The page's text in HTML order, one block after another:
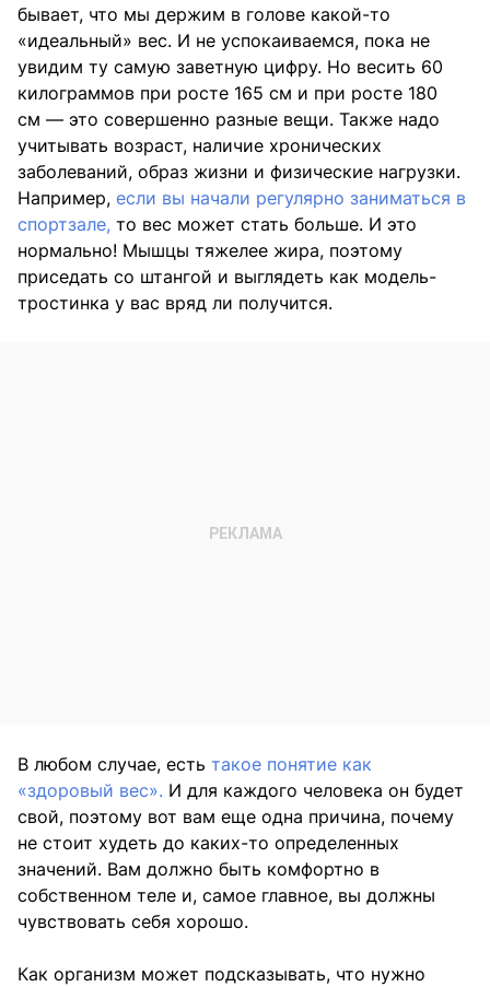
бывает, что мы держим в голове какой-то
«идеальный» вес. И не успокаиваемся, пока не
увидим ту самую заветную цифру. Но весить 60
килограммов при росте 165 см и при росте 180
см — это совершенно разные вещи. Также надо
учитывать возраст, наличие хронических
заболеваний, образ жизни и физические нагрузки.
Например, если вы начали регулярно заниматься в
спортзале, то вес может стать больше. И это
нормально! Мышцы тяжелее жира, поэтому
приседать со штангой и выглядеть как модель-
тростинка у вас вряд ли получится.
В любом случае, есть такое понятие как
«здоровый вес». И для каждого человека он будет
свой, поэтому вот вам еще одна причина, почему
не стоит худеть до каких-то определенных
значений. Вам должно быть комфортно в
собственном теле и, самое главное, вы должны
чувствовать себя хорошо.
Как организм может подсказывать, что нужно